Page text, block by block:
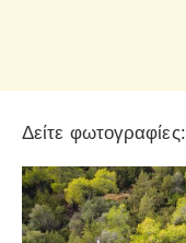
Δείτε φωτογραφίες: